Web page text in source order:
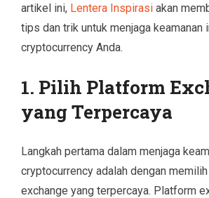
artikel ini, Lentera Inspirasi akan
tips dan trik untuk menjaga keamanan
cryptocurrency Anda.
1. Pilih Platform
yang Terpercaya
Langkah pertama dalam menjaga
cryptocurrency adalah dengan
exchange yang terpercaya. Platform